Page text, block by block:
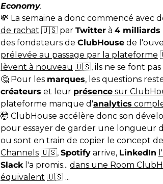
Economy.
💸 La semaine a donc commencé avec
de rachat 🇺🇸 par Twitter à 4 milliards
des fondateurs de ClubHouse de
prélevée au passage par la plateforme
lèvent à nouveau 🇺🇸, ils ne se font pas
🤔 Pour les marques, les questions
créateurs et leur présence sur
plateforme manque d'analytics
🤯 ClubHouse accélère donc son
pour essayer de garder une longueur
ou sont en train de copier le concept de
Channels 🇺🇸, Spotify arrive, LinkedIn
Slackl'a promis... dans une Room
équivalent 🇺🇸 ...